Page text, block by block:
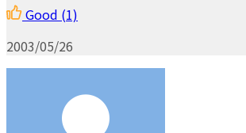
Good (1)
2003/05/26